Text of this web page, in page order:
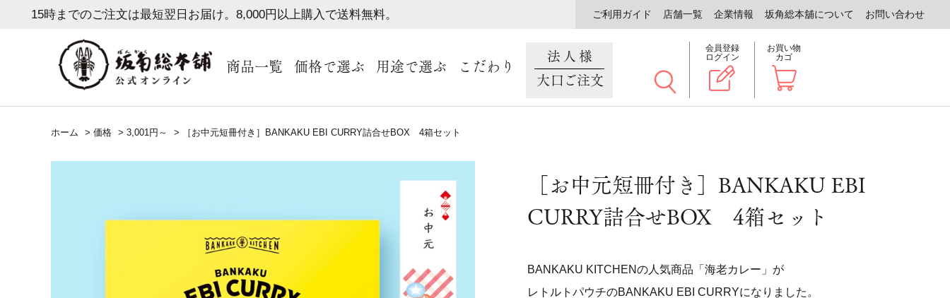
15時までのご注文は最短翌日お届け。8,000円以上購入で送料無料。 ご利用ガイド 店舗一覧 企業情報 坂角総本舖について お問い合わせ
商品一覧 価格で選ぶ 用途で選ぶ こだわり
法人様
大口ご注文
会員登録
ログイン
お買い物
カゴ
ホーム > 価格 > 3,001円～ > ［お中元短冊付き］BANKAKU EBI CURRY詰合せBOX 4箱セット
［お中元短冊付き］BANKAKU EBI
CURRY詰合せBOX 4箱セット
BANKAKU KITCHENの人気商品「海老カレー」が
レトルトパウチのBANKAKU EBI CURRYになりました。